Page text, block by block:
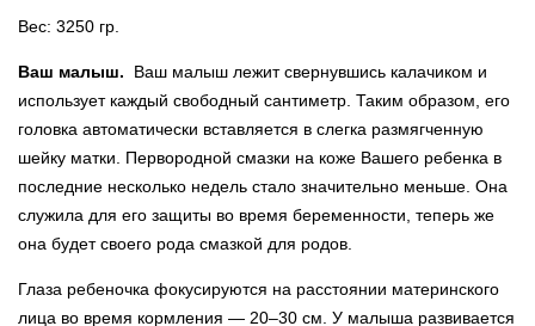
Вес: 3250 гр.
Ваш малыш. Ваш малыш лежит свернувшись калачиком и
использует каждый свободный сантиметр. Таким образом, его
головка автоматически вставляется в слегка размягченную
шейку матки. Первородной смазки на коже Вашего ребенка в
последние несколько недель стало значительно меньше. Она
служила для его защиты во время беременности, теперь же
она будет своего рода смазкой для родов.
Глаза ребеночка фокусируются на расстоянии материнского
лица во время кормления — 20–30 см. У малыша развивается